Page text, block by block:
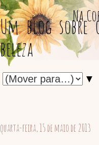
Na
Um blog
beleza
▼
quarta-feira, 15 de maio de 2013